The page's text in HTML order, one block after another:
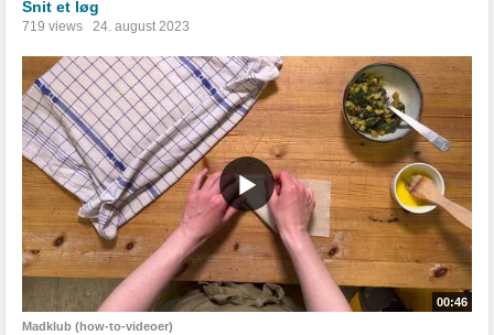
Snit et løg
719 views 24. august 2023
00:46
Madklub (how-to-videoer)